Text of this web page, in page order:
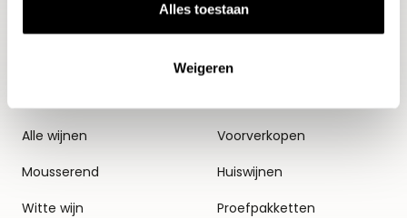
Alles toestaan
Weigeren
Alle wijnen
Mousserend
Witte wijn
Thema's
Voorverkopen
Huiswijnen
Proefpakketten